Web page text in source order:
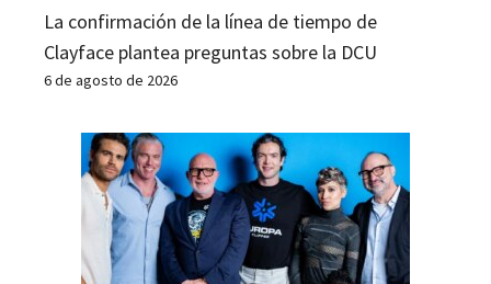
La confirmación de la línea de tiempo de
Clayface plantea preguntas sobre la DCU
6 de agosto de 2026